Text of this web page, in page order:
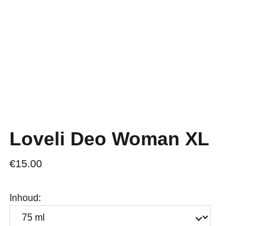
Loveli Deo Woman XL
€15.00
Inhoud: